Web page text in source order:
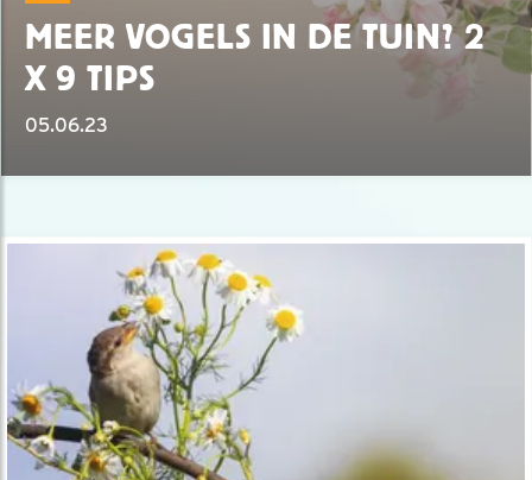
MEER VOGELS IN DE TUIN? 2
X 9 TIPS
05.06.23